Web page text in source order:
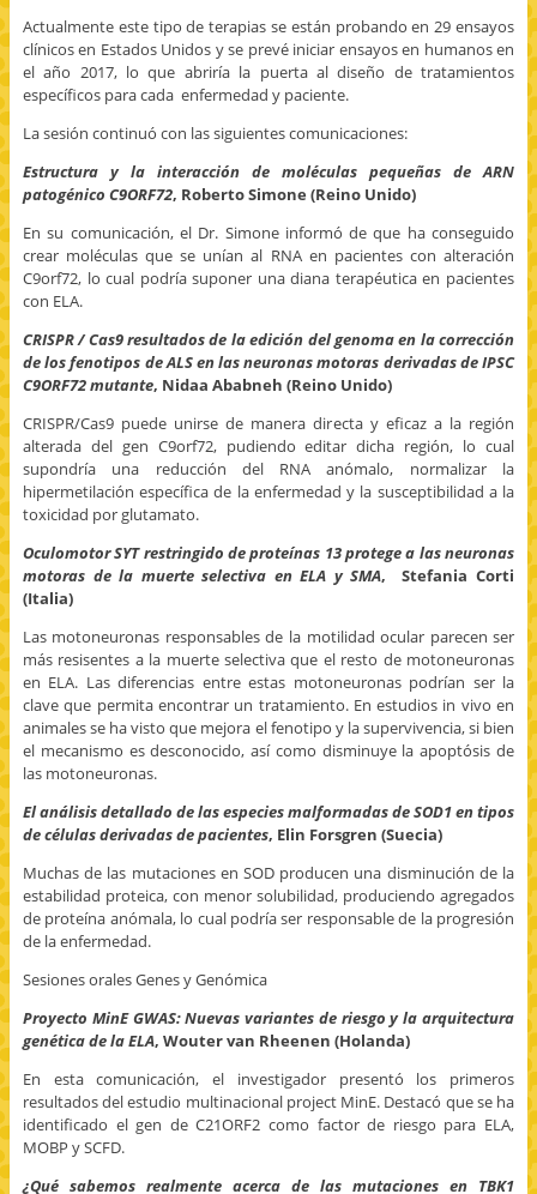
Actualmente este tipo de terapias se están probando en 29 ensayos
clínicos en Estados Unidos y se prevé iniciar ensayos en humanos en
el año 2017, lo que abriría la puerta al diseño de tratamientos
específicos para cada enfermedad y paciente.
La sesión continuó con las siguientes comunicaciones:
Estructura y la interacción de moléculas pequeñas de ARN
patogénico C9ORF72, Roberto Simone (Reino Unido)
En su comunicación, el Dr. Simone informó de que ha conseguido
crear moléculas que se unían al RNA en pacientes con alteración
C9orf72, lo cual podría suponer una diana terapéutica en pacientes
con ELA.
CRISPR / Cas9 resultados de la edición del genoma en la corrección
de los fenotipos de ALS en las neuronas motoras derivadas de IPSC
C9ORF72 mutante, Nidaa Ababneh (Reino Unido)
CRISPR/Cas9 puede unirse de manera directa y eficaz a la región
alterada del gen C9orf72, pudiendo editar dicha región, lo cual
supondría una reducción del RNA anómalo, normalizar la
hipermetilación específica de la enfermedad y la susceptibilidad a la
toxicidad por glutamato.
Oculomotor SYT restringido de proteínas 13 protege a las neuronas
motoras de la muerte selectiva en ELA y SMA, Stefania Corti
(Italia)
Las motoneuronas responsables de la motilidad ocular parecen ser
más resisentes a la muerte selectiva que el resto de motoneuronas
en ELA. Las diferencias entre estas motoneuronas podrían ser la
clave que permita encontrar un tratamiento. En estudios in vivo en
animales se ha visto que mejora el fenotipo y la supervivencia, si bien
el mecanismo es desconocido, así como disminuye la apoptósis de
las motoneuronas.
El análisis detallado de las especies malformadas de SOD1 en tipos
de células derivadas de pacientes, Elin Forsgren (Suecia)
Muchas de las mutaciones en SOD producen una disminución de la
estabilidad proteica, con menor solubilidad, produciendo agregados
de proteína anómala, lo cual podría ser responsable de la progresión
de la enfermedad.
Sesiones orales Genes y Genómica
Proyecto MinE GWAS: Nuevas variantes de riesgo y la arquitectura
genética de la ELA, Wouter van Rheenen (Holanda)
En esta comunicación, el investigador presentó los primeros
resultados del estudio multinacional project MinE. Destacó que se ha
identificado el gen de C21ORF2 como factor de riesgo para ELA,
MOBP y SCFD.
¿Qué sabemos realmente acerca de las mutaciones en TBK1